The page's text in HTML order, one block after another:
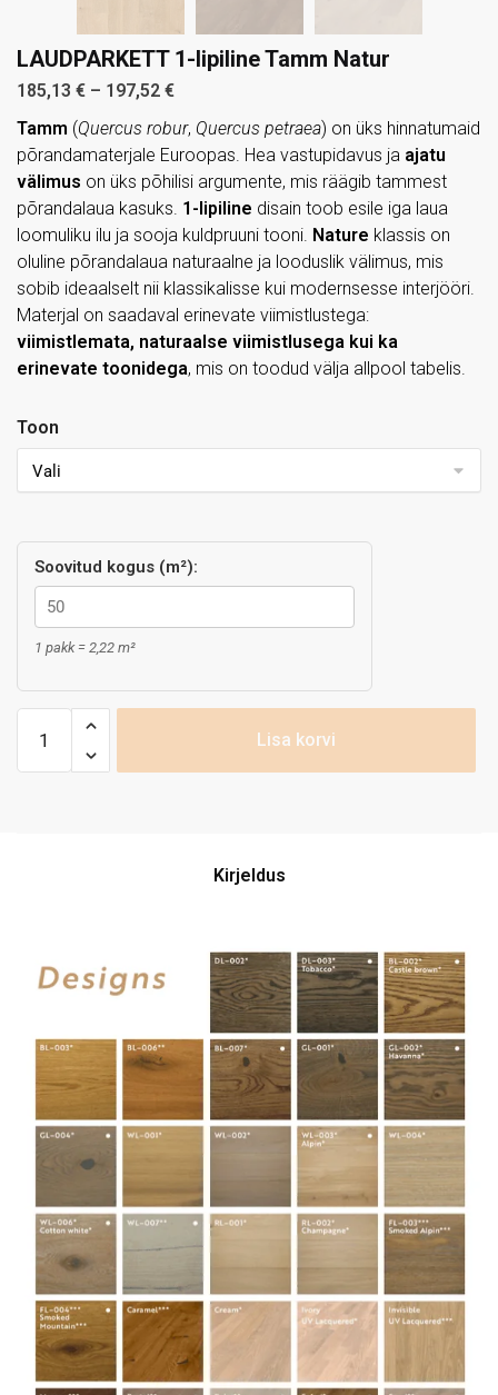
LAUDPARKETT 1-lipiline Tamm Natur
185,13 € – 197,52 €
Tamm (Quercus robur, Quercus petraea) on üks hinnatumaid
põrandamaterjale Euroopas. Hea vastupidavus ja ajatu
välimus on üks põhilisi argumente, mis räägib tammest
põrandalaua kasuks. 1-lipiline disain toob esile iga laua
loomuliku ilu ja sooja kuldpruuni tooni. Nature klassis on
oluline põrandalaua naturaalne ja looduslik välimus, mis
sobib ideaalselt nii klassikalisse kui modernsesse interjööri.
Materjal on saadaval erinevate viimistlustega:
viimistlemata, naturaalse viimistlusega kui ka
erinevate toonidega, mis on toodud välja allpool tabelis.
Toon
Soovitud kogus (m²):
1 pakk = 2,22 m²
Lisa korvi
Kirjeldus